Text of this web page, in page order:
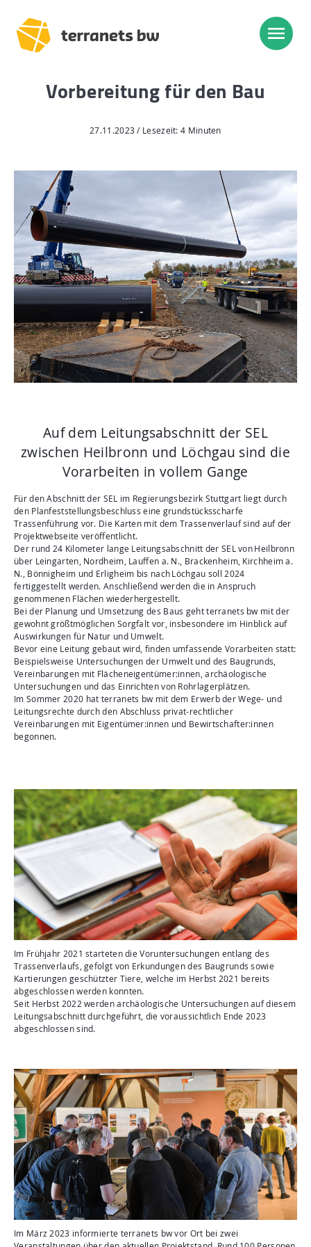
Trassenverlauf SEL:
Lampertheim – Heidelberg
Heilbronn – Löchgau
Löchgau – Esslingen a. N.
Esslingen a. N. – Bissingen
Start
Planung, Bau, Betrieb
Aktuelles
Mediathek
Newsletter
Vorbereitung für den Bau
27.11.2023 / Lesezeit: 4 Minuten
Auf dem Leitungsabschnitt der SEL
zwischen Heilbronn und Löchgau sind die
Vorarbeiten in vollem Gange
Für den Abschnitt der SEL im Regierungsbezirk Stuttgart liegt durch
den Planfeststellungsbeschluss eine grundstücksscharfe
Trassenführung vor. Die Karten mit dem Trassenverlauf sind auf der
Projektwebseite veröffentlicht.
Der rund 24 Kilometer lange Leitungsabschnitt der SEL von Heilbronn
über Leingarten, Nordheim, Lauffen a. N., Brackenheim, Kirchheim a.
N., Bönnigheim und Erligheim bis nach Löchgau soll 2024
fertiggestellt werden. Anschließend werden die in Anspruch
genommenen Flächen wiederhergestellt.
Bei der Planung und Umsetzung des Baus geht terranets bw mit der
gewohnt größtmöglichen Sorgfalt vor, insbesondere im Hinblick auf
Auswirkungen für Natur und Umwelt.
Bevor eine Leitung gebaut wird, finden umfassende Vorarbeiten statt:
Beispielsweise Untersuchungen der Umwelt und des Baugrunds,
Vereinbarungen mit Flächeneigentümer:innen, archäologische
Untersuchungen und das Einrichten von Rohrlagerplätzen.
Im Sommer 2020 hat terranets bw mit dem Erwerb der Wege- und
Leitungsrechte durch den Abschluss privat-rechtlicher
Vereinbarungen mit Eigentümer:innen und Bewirtschafter:innen
begonnen.
Im Frühjahr 2021 starteten die Voruntersuchungen entlang des
Trassenverlaufs, gefolgt von Erkundungen des Baugrunds sowie
Kartierungen geschützter Tiere, welche im Herbst 2021 bereits
abgeschlossen werden konnten.
Seit Herbst 2022 werden archäologische Untersuchungen auf diesem
Leitungsabschnitt durchgeführt, die voraussichtlich Ende 2023
abgeschlossen sind.
Im März 2023 informierte terranets bw vor Ort bei zwei